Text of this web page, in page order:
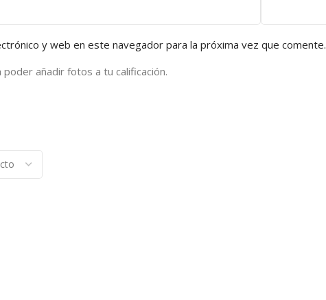
y web en este navegador para la próxima vez que comente.
añadir fotos a tu calificación.